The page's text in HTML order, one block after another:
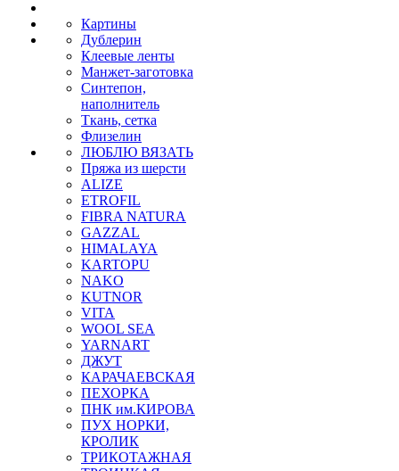
Картины
Дублерин
Клеевые ленты
Манжет-заготовка
Синтепон,
наполнитель
Ткань, сетка
Флизелин
ЛЮБЛЮ ВЯЗАТЬ
Пряжа из шерсти
ALIZE
ETROFIL
FIBRA NATURA
GAZZAL
HIMALAYA
KARTOPU
NAKO
KUTNOR
VITA
WOOL SEA
YARNART
ДЖУТ
КАРАЧАЕВСКАЯ
ПЕХОРКА
ПНК им.КИРОВА
ПУХ НОРКИ,
КРОЛИК
ТРИКОТАЖНАЯ